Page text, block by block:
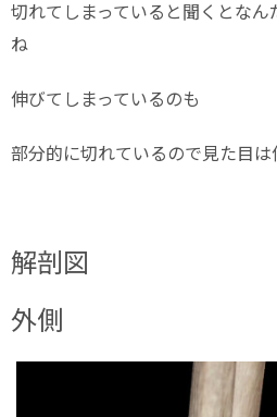
切れてしまっていると聞くとなん
ね
伸びてしまっているのも
部分的に切れているので見た目
解剖図
外側